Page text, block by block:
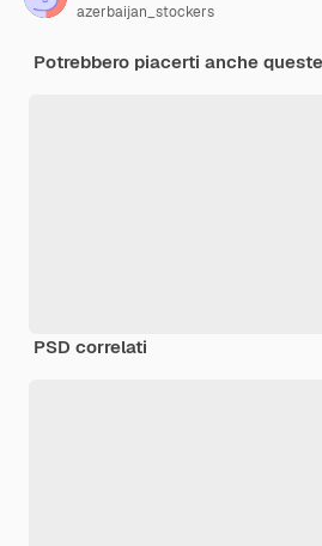
azerbaijan_stockers
Potrebbero piacerti anche
PSD correlati